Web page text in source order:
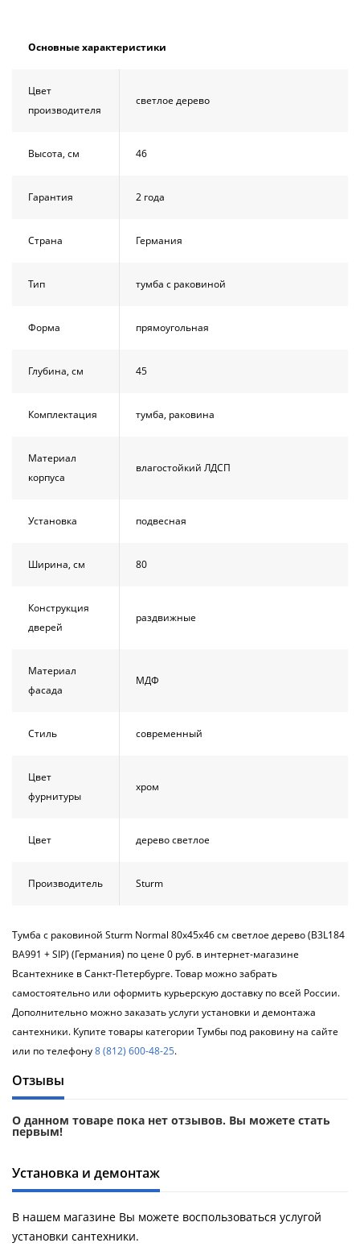
BelBagno
UNO-AH-
P-Cr без
поддона
(витрина)
Все
BelBagno
UNO-AH-
P-Cr без
поддона
(витрина)
Все
Основные характеристики
Цвет
производителя
светлое дерево
Высота, см 46
Гарантия 2 года
Страна Германия
Тип тумба с раковиной
Форма прямоугольная
Глубина, см 45
Комплектация тумба, раковина
Материал
корпуса
влагостойкий ЛДСП
Установка подвесная
Ширина, см 80
Конструкция
дверей
раздвижные
Материал
фасада
МДФ
Стиль современный
Цвет
фурнитуры
хром
Цвет дерево светлое
Производитель Sturm
Тумба с раковиной Sturm Normal 80х45х46 см светлое дерево (B3L184
BA991 + SIP) (Германия) по цене 0 руб. в интернет-магазине
Всантехнике в Санкт-Петербурге. Товар можно забрать
самостоятельно или оформить курьерскую доставку по всей России.
Дополнительно можно заказать услуги установки и демонтажа
сантехники. Купите товары категории Тумбы под раковину на сайте
или по телефону8 (812) 600-48-25.
Отзывы
О данном товаре пока нет отзывов. Вы можете стать
первым!
Установка и демонтаж
В нашем магазине Вы можете воспользоваться услугой
установки сантехники.